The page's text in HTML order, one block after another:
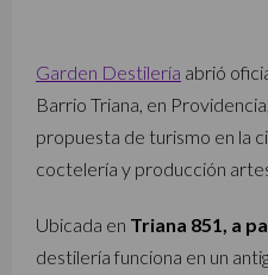
Garden Destilería abrió
Barrio Triana, en
propuesta de turismo en la
coctelería y producción
Ubicada en Triana 851, a
destilería funciona en un